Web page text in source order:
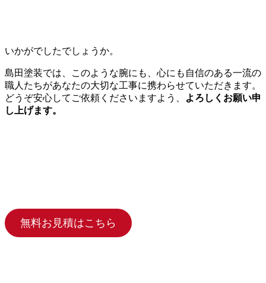
いかがでしたでしょうか。
島田塗装では、このような腕にも、心にも自信のある一流の
職人たちがあなたの大切な工事に携わらせていただきます。
どうぞ安心してご依頼くださいますよう、
よろしくお願い申
し上げます。
無料お見積はこちら